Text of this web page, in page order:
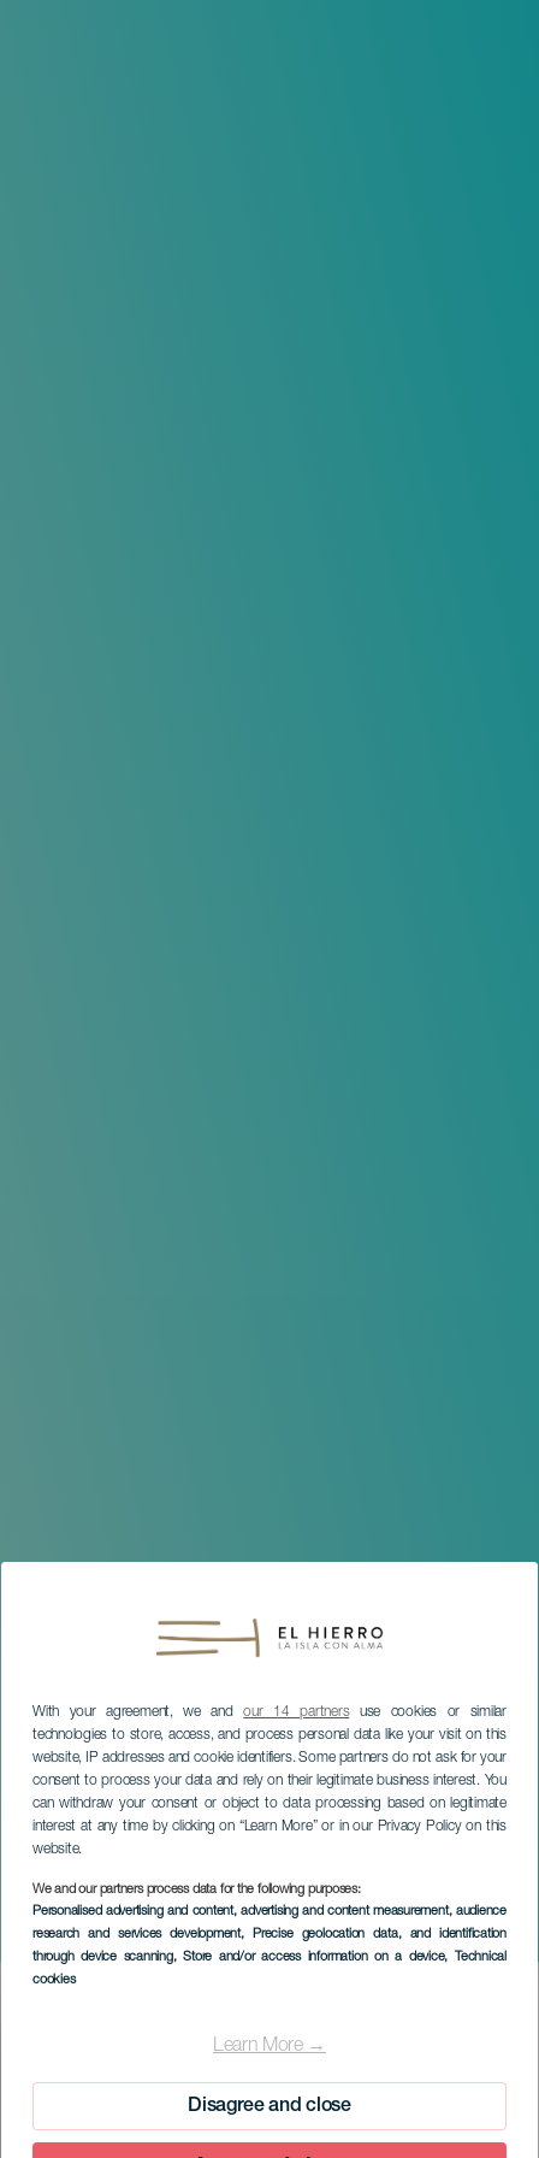
With your agreement, we andour 14 partnersuse cookies or similar
technologies to store, access, and process personal data like your visit on this
website, IP addresses and cookie identifiers. Some partners do not ask for your
consent to process your data and rely on their legitimate business interest. You
can withdraw your consent or object to data processing based on legitimate
interest at any time by clicking on “Learn More” or in our Privacy Policy on this
website.
We and our partners process data for the following purposes:
Personalised advertising and content, advertising and content measurement, audience
research and services development, Precise geolocation data, and identification
through device scanning, Store and/or access information on a device, Technical
cookies
Learn More →
Disagree and close
Julepyntverksted
EL HIERRO